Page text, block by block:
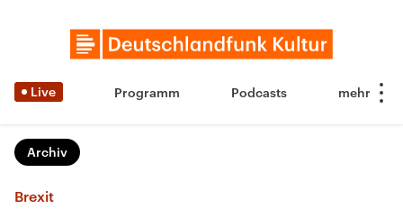
Live Programm Podcasts
Archiv
Brexit